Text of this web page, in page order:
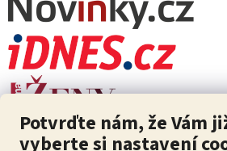
Potvrďte nám, že Vám
vyberte si nastavení